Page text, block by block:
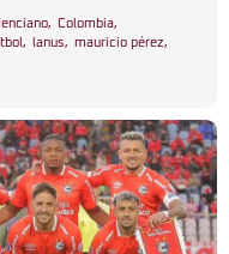
, Colombia,
, lanus, mauricio pérez,